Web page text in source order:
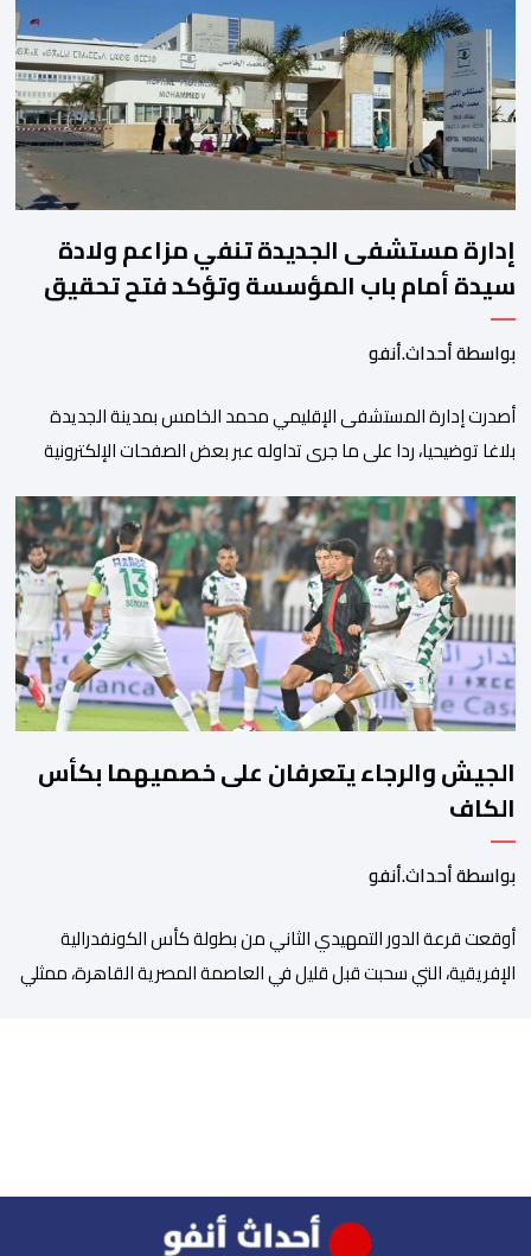
مسجلا أعلى مستوى له منذ 18 يونيو الماضي، فيما ارتفعت العقود
الأمريكية الآجلة […]
إدارة مستشفى الجديدة تنفي مزاعم ولادة
سيدة أمام باب المؤسسة وتؤكد فتح تحقيق
بواسطة أحداث.أنفو
أصدرت إدارة المستشفى الإقليمي محمد الخامس بمدينة الجديدة
بلاغا توضيحيا، ردا على ما جرى تداوله عبر بعض الصفحات الإلكترونية
مولودها أمام الباب الرئيسي للمستشفى بسبب رفض استقبالها أو
التكفل بها. وأكدت إدارة المستشفى أن السيدة المعنية حضرت إلى
مصلحة الولادة، حيث تم استقبالها وتسجيلها وإخضاعها […]
الجيش والرجاء يتعرفان على خصميهما بكأس
الكاف
بواسطة أحداث.أنفو
أوقعت قرعة الدور التمهيدي الثاني من بطولة كأس الكونفدرالية
الإفريقية، التي سحبت قبل قليل في العاصمة المصرية القاهرة، ممثلي